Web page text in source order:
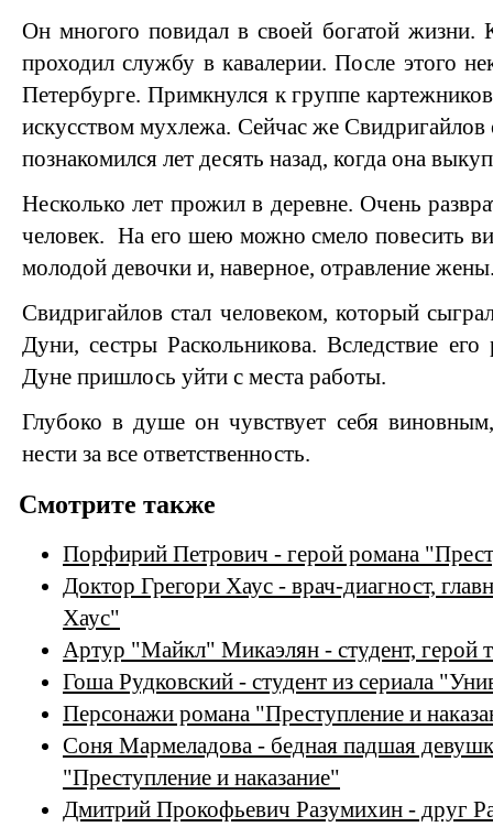
Он многого повидал в своей богатой жизни.
проходил службу в кавалерии. После этого
Петербурге. Примкнулся к группе
искусством мухлежа. Сейчас же
познакомился лет десять назад, когда она
Несколько лет прожил в деревне. Очень
человек. На его шею можно смело повесить
молодой девочки и, наверное, отравление
Свидригайлов стал человеком, который
Дуни, сестры Раскольникова. Вследствие его
Дуне пришлось уйти с места работы.
Глубоко в душе он чувствует себя
нести за все ответственность.
Смотрите также
Порфирий Петрович - герой романа
Доктор Грегори Хаус - врач-диагност,
Хаус"
Артур "Майкл" Микаэлян - студент, герой
Гоша Рудковский - студент из сериала
Персонажи романа "Преступление и
Соня Мармеладова - бедная падшая
"Преступление и наказание"
Дмитрий Прокофьевич Разумихин - друг